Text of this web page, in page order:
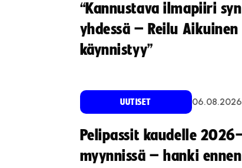
“Kannustava ilmapiiri
yhdessä – Reilu
käynnistyy”
UUTISET 06.08.2026
Pelipassit kaudelle
myynnissä – hanki ennen